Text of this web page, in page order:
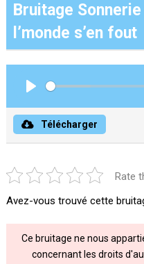
Bruitage
l’monde s’en fout
Télécharger
Rate
Avez-vous trouvé cette
Ce bruitage ne nous
concernant les droits